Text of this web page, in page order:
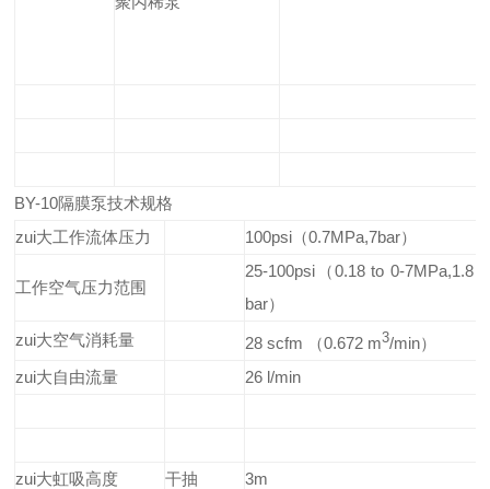
BY-10隔膜泵技术规格
zui大工作流体压力
100psi（0.7MPa,7bar）
工作空气压力范围
25-100psi（0.18 to 0-7MPa,1.8
bar）
zui大空气消耗量
28 scfm （0.672 m3/min）
zui大自由流量
26 l/min
zui大虹吸高度 干抽 3m